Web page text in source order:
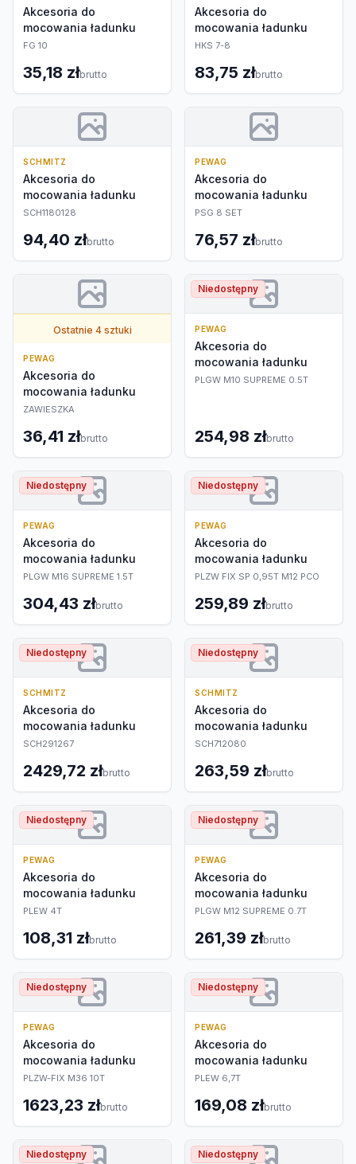
Akcesoria do
mocowania ładunku
FG 10
35,18 złbrutto
Akcesoria do
mocowania ładunku
HKS 7-8
83,75 złbrutto
SCHMITZ
Akcesoria do
mocowania ładunku
SCH1180128
94,40 złbrutto
PEWAG
Akcesoria do
mocowania ładunku
PSG 8 SET
76,57 złbrutto
Ostatnie 4 sztuki
PEWAG
Akcesoria do
mocowania ładunku
ZAWIESZKA
36,41 złbrutto
Niedostępny
PEWAG
Akcesoria do
mocowania ładunku
PLGW M10 SUPREME 0.5T
254,98 złbrutto
Niedostępny
PEWAG
Akcesoria do
mocowania ładunku
PLGW M16 SUPREME 1.5T
304,43 złbrutto
Niedostępny
PEWAG
Akcesoria do
mocowania ładunku
PLZW FIX SP 0,95T M12 PCO
259,89 złbrutto
Niedostępny
SCHMITZ
Akcesoria do
mocowania ładunku
SCH291267
2429,72 złbrutto
Niedostępny
SCHMITZ
Akcesoria do
mocowania ładunku
SCH712080
263,59 złbrutto
Niedostępny
PEWAG
Akcesoria do
mocowania ładunku
PLEW 4T
108,31 złbrutto
Niedostępny
PEWAG
Akcesoria do
mocowania ładunku
PLGW M12 SUPREME 0.7T
261,39 złbrutto
Niedostępny
PEWAG
Akcesoria do
mocowania ładunku
PLZW-FIX M36 10T
1623,23 złbrutto
Niedostępny
PEWAG
Akcesoria do
mocowania ładunku
PLEW 6,7T
169,08 złbrutto
Niedostępny Niedostępny